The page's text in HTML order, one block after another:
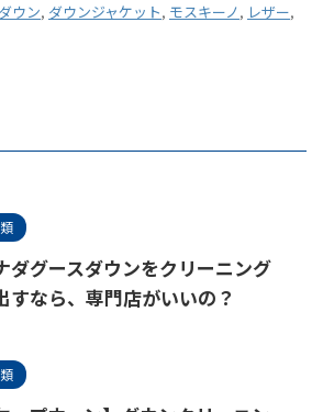
ダウン, ダウンジャケット, モスキーノ, レザー,
ダグースダウンをクリーニング
すなら、専門店がいいの？